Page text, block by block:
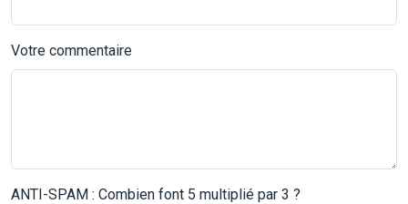
Votre commentaire
ANTI-SPAM : Combien font 5 multiplié par 3 ?